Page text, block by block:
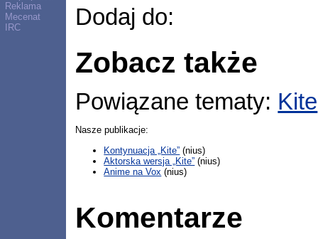
Reklama
Mecenat
IRC
Dodaj do:
Zobacz także
Powiązane tematy: Kite
Nasze publikacje:
Kontynuacja „Kite” (nius)
Aktorska wersja „Kite” (nius)
Anime na Vox (nius)
Komentarze